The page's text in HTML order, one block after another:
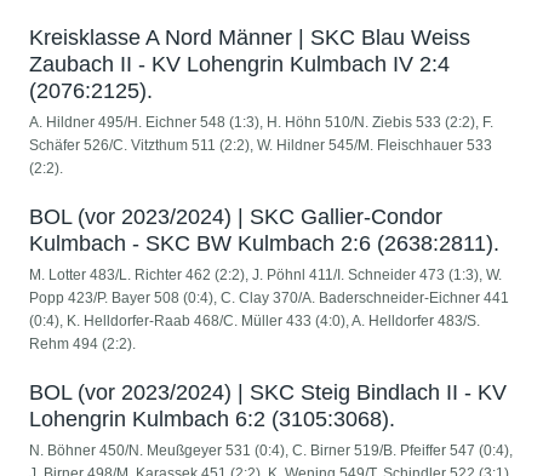
Kreisklasse A Nord Männer | SKC Blau Weiss
Zaubach II - KV Lohengrin Kulmbach IV 2:4
(2076:2125).
A. Hildner 495/H. Eichner 548 (1:3), H. Höhn 510/N. Ziebis 533 (2:2), F.
Schäfer 526/C. Vitzthum 511 (2:2), W. Hildner 545/M. Fleischhauer 533
(2:2).
BOL (vor 2023/2024) | SKC Gallier-Condor
Kulmbach - SKC BW Kulmbach 2:6 (2638:2811).
M. Lotter 483/L. Richter 462 (2:2), J. Pöhnl 411/I. Schneider 473 (1:3), W.
Popp 423/P. Bayer 508 (0:4), C. Clay 370/A. Baderschneider-Eichner 441
(0:4), K. Helldorfer-Raab 468/C. Müller 433 (4:0), A. Helldorfer 483/S.
Rehm 494 (2:2).
BOL (vor 2023/2024) | SKC Steig Bindlach II - KV
Lohengrin Kulmbach 6:2 (3105:3068).
N. Böhner 450/N. Meußgeyer 531 (0:4), C. Birner 519/B. Pfeiffer 547 (0:4),